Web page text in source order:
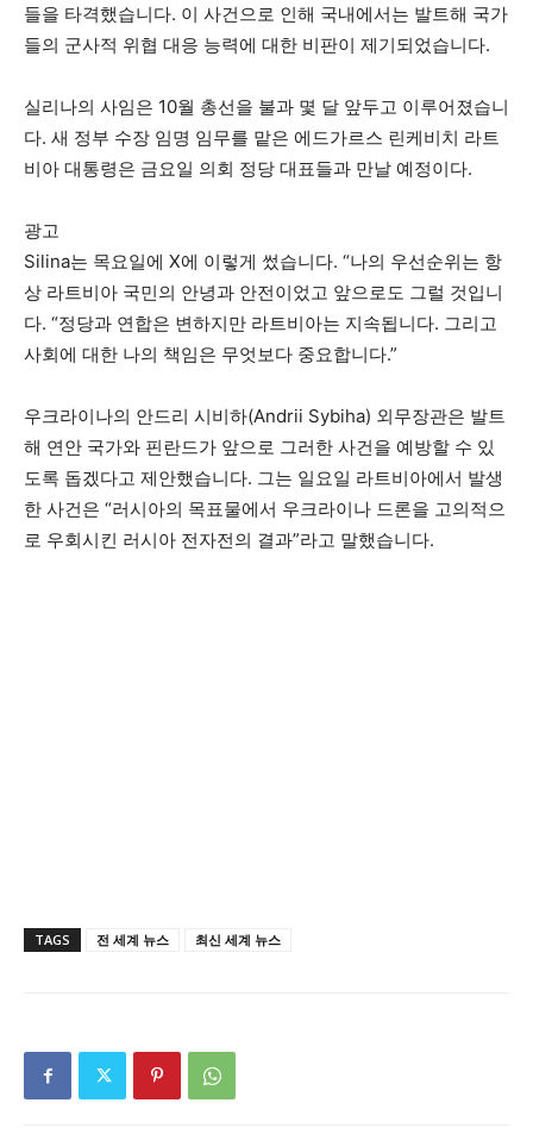
들을 타격했습니다. 이 사건으로 인해 국내에서는 발트해 국가
들의 군사적 위협 대응 능력에 대한 비판이 제기되었습니다.
실리나의 사임은 10월 총선을 불과 몇 달 앞두고 이루어졌습니
다. 새 정부 수장 임명 임무를 맡은 에드가르스 린케비치 라트
비아 대통령은 금요일 의회 정당 대표들과 만날 예정이다.
광고
Silina는 목요일에 X에 이렇게 썼습니다. “나의 우선순위는 항
상 라트비아 국민의 안녕과 안전이었고 앞으로도 그럴 것입니
다. “정당과 연합은 변하지만 라트비아는 지속됩니다. 그리고
사회에 대한 나의 책임은 무엇보다 중요합니다.”
우크라이나의 안드리 시비하(Andrii Sybiha) 외무장관은 발트
해 연안 국가와 핀란드가 앞으로 그러한 사건을 예방할 수 있
도록 돕겠다고 제안했습니다. 그는 일요일 라트비아에서 발생
한 사건은 “러시아의 목표물에서 우크라이나 드론을 고의적으
로 우회시킨 러시아 전자전의 결과”라고 말했습니다.
TAGS 전 세계 뉴스 최신 세계 뉴스